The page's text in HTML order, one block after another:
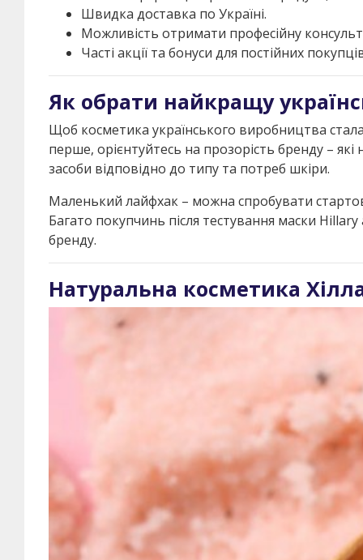
Швидка доставка по Україні.
Можливість отримати професійну
Часті акції та бонуси для постійних
Як обрати найкращу
Щоб косметика українського виробництва
перше, орієнтуйтесь на прозорість бренду –
засоби відповідно до типу та потреб шкіри.
Маленький лайфхак – можна спробувати
Багато покупчинь після тестування маски
бренду.
Натуральна косметика